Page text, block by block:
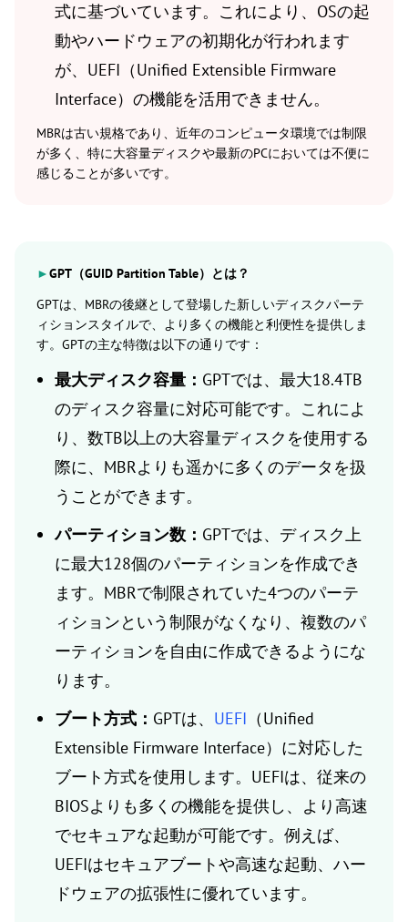
式に基づいています。これにより、OSの起
動やハードウェアの初期化が行われます
が、UEFI（Unified Extensible Firmware
Interface）の機能を活用できません。
MBRは古い規格であり、近年のコンピュータ環境では制限
が多く、特に大容量ディスクや最新のPCにおいては不便に
感じることが多いです。
►GPT（GUID Partition Table）とは？
GPTは、MBRの後継として登場した新しいディスクパーテ
ィションスタイルで、より多くの機能と利便性を提供しま
す。GPTの主な特徴は以下の通りです：
最大ディスク容量： GPTでは、最大18.4TB
のディスク容量に対応可能です。これによ
り、数TB以上の大容量ディスクを使用する
際に、MBRよりも遥かに多くのデータを扱
うことができます。
パーティション数： GPTでは、ディスク上
に最大128個のパーティションを作成でき
ます。MBRで制限されていた4つのパーテ
ィションという制限がなくなり、複数のパ
ーティションを自由に作成できるようにな
ります。
ブート方式： GPTは、 UEFI （Unified
Extensible Firmware Interface）に対応した
ブート方式を使用します。UEFIは、従来の
BIOSよりも多くの機能を提供し、より高速
でセキュアな起動が可能です。例えば、
UEFIはセキュアブートや高速な起動、ハー
ドウェアの拡張性に優れています。